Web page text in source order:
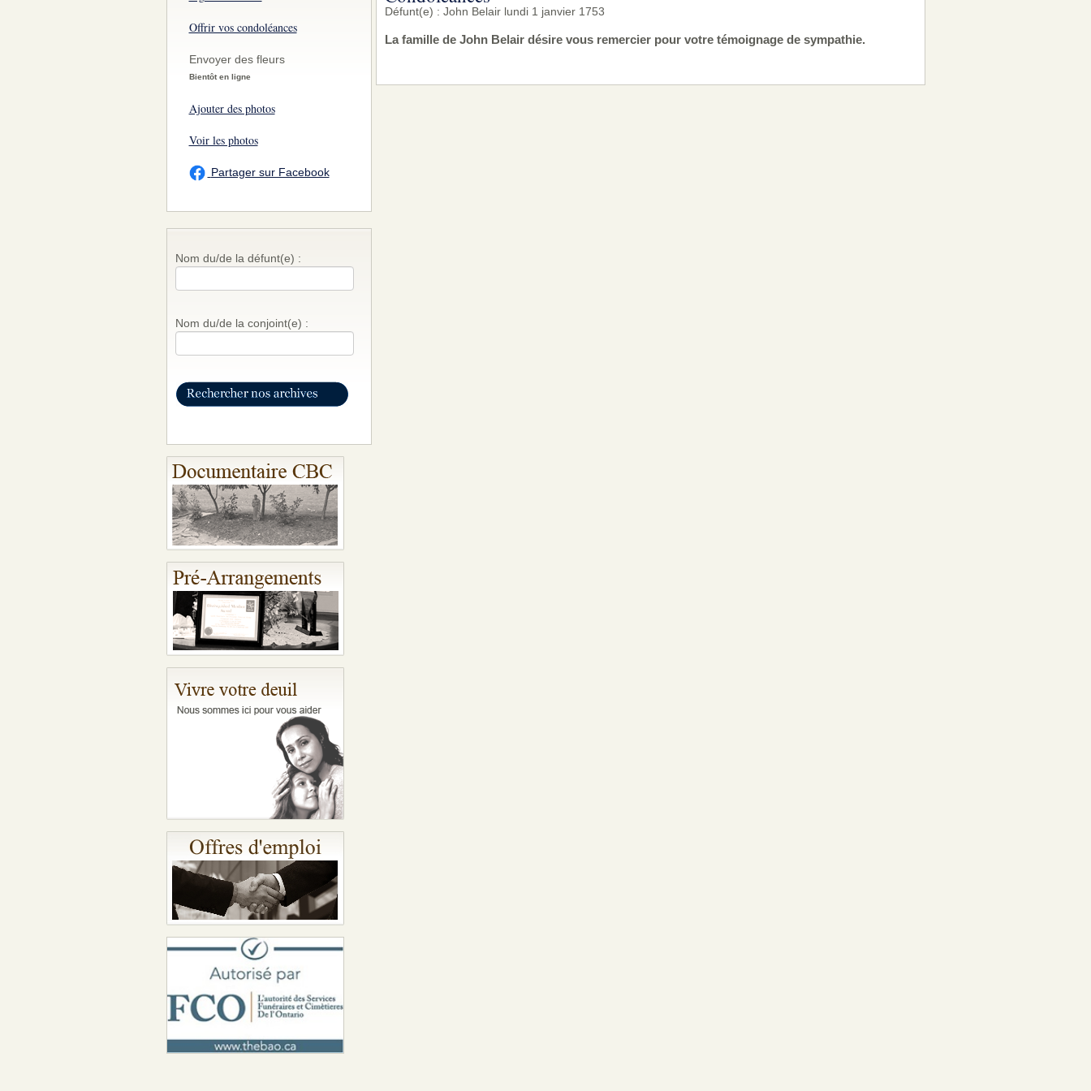
Offrir vos condoléances
Envoyer des fleurs
Bientôt en ligne
Ajouter des photos
Voir les photos
Partager sur Facebook
Nom du/de la défunt(e) :
Nom du/de la conjoint(e) :
Défunt(e) : John Belair lundi 1 janvier 1753
La famille de John Belair désire vous remercier pour votre témoignage de sympathie.